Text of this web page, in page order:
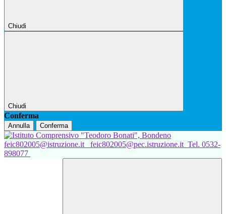
Chiudi
Chiudi
Conferma
Annulla Conferma
feic802005@istruzione.it feic802005@pec.istruzione.it Tel. 0532-
898077